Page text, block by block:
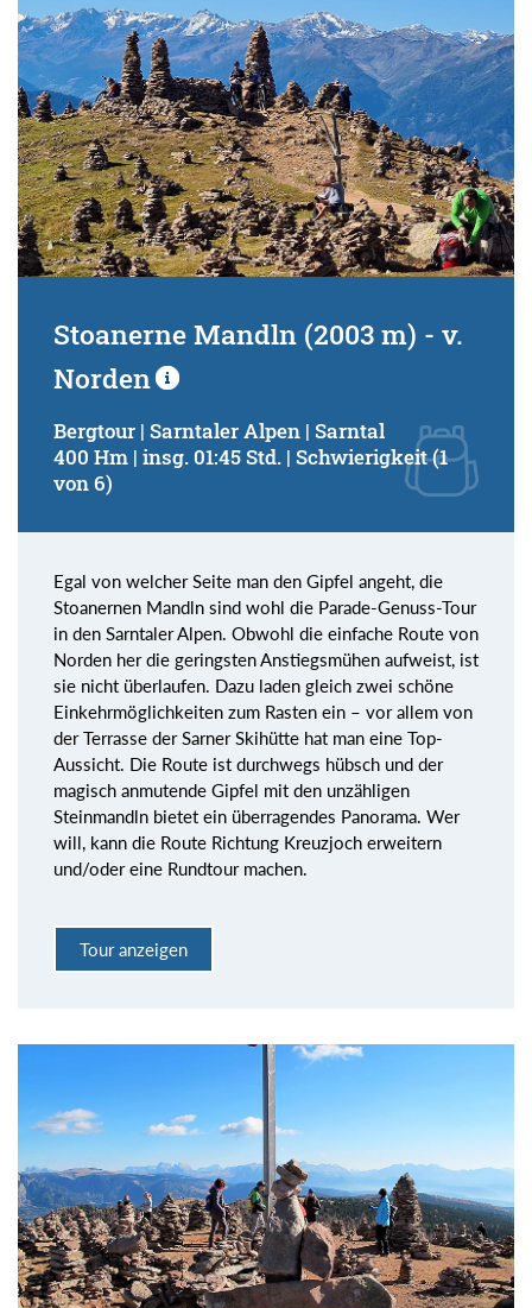
Stoanerne Mandln (2003 m) - v.
Norden
Bergtour | Sarntaler Alpen | Sarntal
400 Hm | insg. 01:45 Std. | Schwierigkeit (1
von 6)
Egal von welcher Seite man den Gipfel angeht, die
Stoanernen Mandln sind wohl die Parade-Genuss-Tour
in den Sarntaler Alpen. Obwohl die einfache Route von
Norden her die geringsten Anstiegsmühen aufweist, ist
sie nicht überlaufen. Dazu laden gleich zwei schöne
Einkehrmöglichkeiten zum Rasten ein – vor allem von
der Terrasse der Sarner Skihütte hat man eine Top-
Aussicht. Die Route ist durchwegs hübsch und der
magisch anmutende Gipfel mit den unzähligen
Steinmandln bietet ein überragendes Panorama. Wer
will, kann die Route Richtung Kreuzjoch erweitern
und/oder eine Rundtour machen.
Tour anzeigen